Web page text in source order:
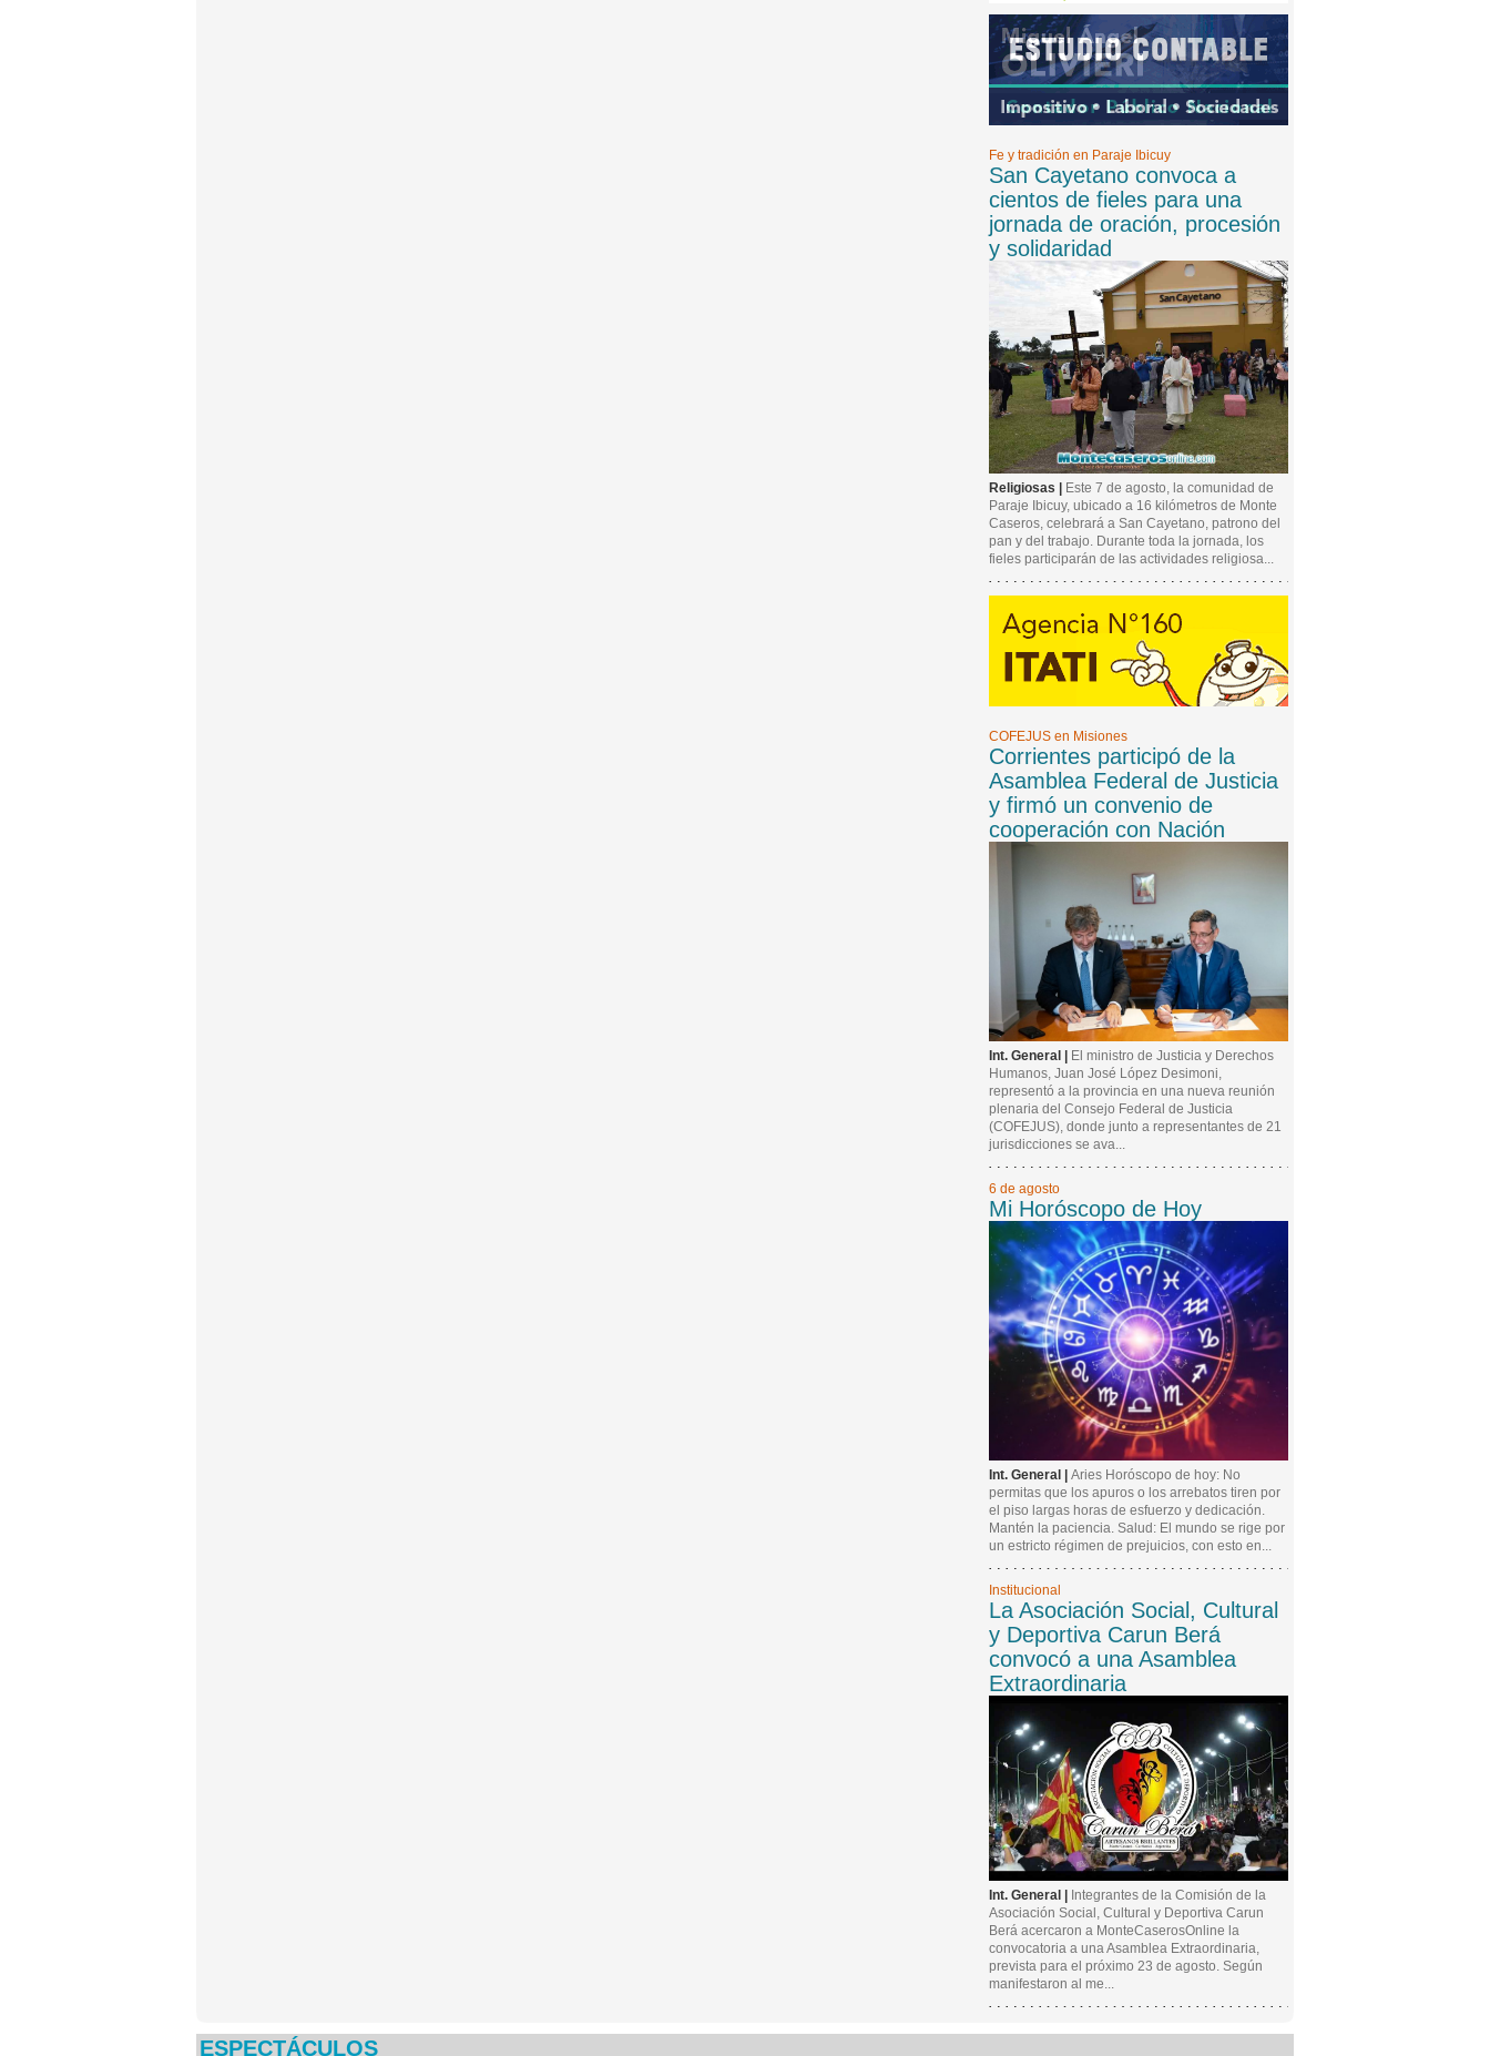
Fe y tradición en Paraje Ibicuy
San Cayetano convoca a
cientos de fieles para una
jornada de oración, procesión
y solidaridad
Religiosas |
Este 7 de agosto, la comunidad de
Paraje Ibicuy, ubicado a 16 kilómetros de Monte
Caseros, celebrará a San Cayetano, patrono del
pan y del trabajo. Durante toda la jornada, los
fieles participarán de las actividades religiosa...
COFEJUS en Misiones
Corrientes participó de la
Asamblea Federal de Justicia
y firmó un convenio de
cooperación con Nación
Int. General |
El ministro de Justicia y Derechos
Humanos, Juan José López Desimoni,
representó a la provincia en una nueva reunión
plenaria del Consejo Federal de Justicia
(COFEJUS), donde junto a representantes de 21
jurisdicciones se ava...
6 de agosto
Mi Horóscopo de Hoy
Int. General | Aries Horóscopo de hoy: No
permitas que los apuros o los arrebatos tiren por
el piso largas horas de esfuerzo y dedicación.
Mantén la paciencia. Salud: El mundo se rige por
un estricto régimen de prejuicios, con esto en...
Institucional
La Asociación Social, Cultural
y Deportiva Carun Berá
convocó a una Asamblea
Extraordinaria
Int. General |
Integrantes de la Comisión de la
Asociación Social, Cultural y Deportiva Carun
Berá acercaron a MonteCaserosOnline la
convocatoria a una Asamblea Extraordinaria,
prevista para el próximo 23 de agosto. Según
manifestaron al me...
ESPECTÁCULOS